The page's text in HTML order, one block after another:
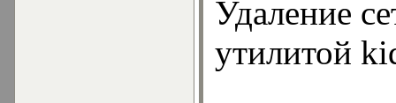
Удаление
утилитой